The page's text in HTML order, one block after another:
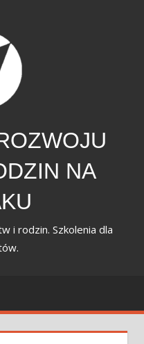
NA
i rodzin. Szkolenia dla